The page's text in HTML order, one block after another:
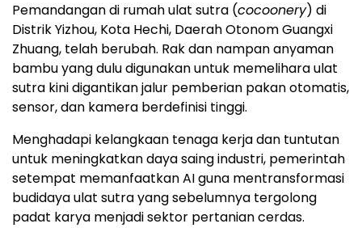
Pemandangan di rumah ulat sutra (cocoonery) di
Distrik Yizhou, Kota Hechi, Daerah Otonom Guangxi
Zhuang, telah berubah. Rak dan nampan anyaman
bambu yang dulu digunakan untuk memelihara ulat
sutra kini digantikan jalur pemberian pakan otomatis,
sensor, dan kamera berdefinisi tinggi.
Menghadapi kelangkaan tenaga kerja dan tuntutan
untuk meningkatkan daya saing industri, pemerintah
setempat memanfaatkan AI guna mentransformasi
budidaya ulat sutra yang sebelumnya tergolong
padat karya menjadi sektor pertanian cerdas.